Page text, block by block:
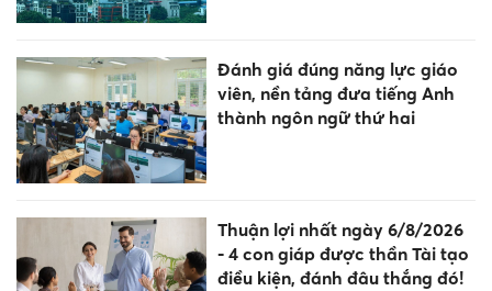
Đánh giá đúng năng lực giáo
viên, nền tảng đưa tiếng Anh
thành ngôn ngữ thứ hai
Thuận lợi nhất ngày 6/8/2026
- 4 con giáp được thần Tài tạo
điều kiện, đánh đâu thắng đó!